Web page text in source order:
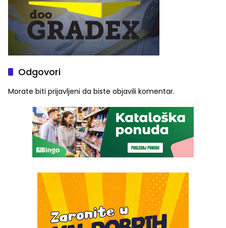
Odgovori
Morate biti prijavljeni da biste objavili komentar.